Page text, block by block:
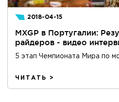
2018-04-15
MXGP в Португалии:
райдеров - видео
5 этап Чемпионата Мира по
ЧИТАТЬ >